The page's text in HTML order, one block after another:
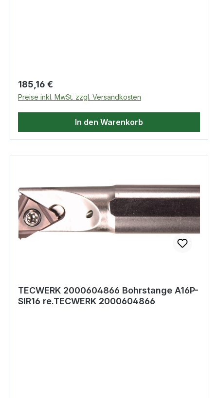
Regulärer Preis:
185,16 €
Preise inkl. MwSt. zzgl. Versandkosten
In den Warenkorb
TECWERK 2000604866 Bohrstange A16P-
SIR16 re.TECWERK 2000604866